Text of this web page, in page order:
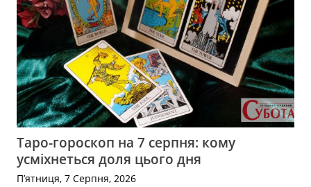
Таро-гороскоп на 7 серпня: кому
усміхнеться доля цього дня
П’ятниця, 7 Серпня, 2026